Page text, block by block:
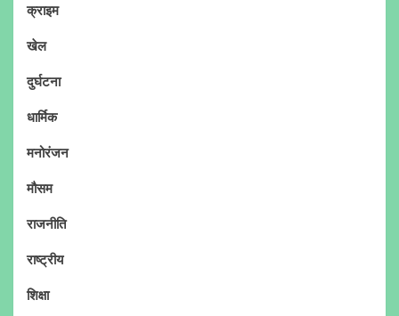
क्राइम
खेल
दुर्घटना
धार्मिक
मनोरंजन
मौसम
राजनीति
राष्ट्रीय
शिक्षा